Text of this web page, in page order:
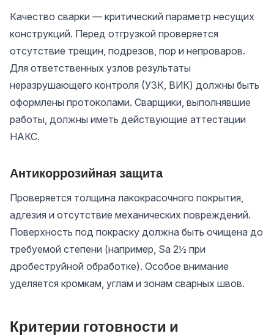
Качество сварки — критический параметр несущих
конструкций. Перед отгрузкой проверяется
отсутствие трещин, подрезов, пор и непроваров.
Для ответственных узлов результаты
неразрушающего контроля (УЗК, ВИК) должны быть
оформлены протоколами. Сварщики, выполнявшие
работы, должны иметь действующие аттестации
НАКС.
Антикоррозийная защита
Проверяется толщина лакокрасочного покрытия,
адгезия и отсутствие механических повреждений.
Поверхность под покраску должна быть очищена до
требуемой степени (например, Sa 2½ при
дробеструйной обработке). Особое внимание
уделяется кромкам, углам и зонам сварных швов.
Критерии готовности и